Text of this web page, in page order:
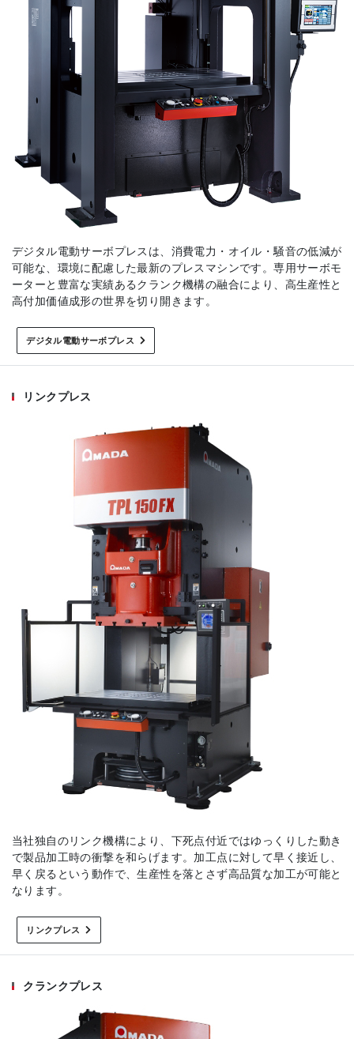
デジタル電動サーボプレスは、消費電力・オイル・騒音の低減が
可能な、環境に配慮した最新のプレスマシンです。専用サーボモ
ーターと豊富な実績あるクランク機構の融合により、高生産性と
高付加価値成形の世界を切り開きます。
デジタル電動サーボプレス
リンクプレス
当社独自のリンク機構により、下死点付近ではゆっくりした動き
で製品加工時の衝撃を和らげます。加工点に対して早く接近し、
早く戻るという動作で、生産性を落とさず高品質な加工が可能と
なります。
リンクプレス
クランクプレス